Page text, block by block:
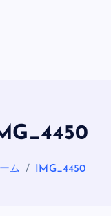
ム IMG_4450